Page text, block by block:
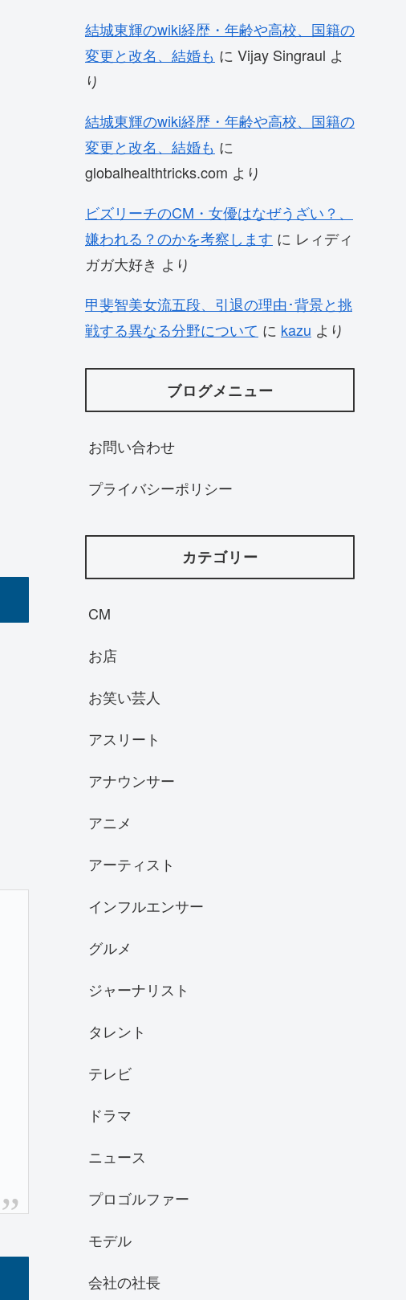
結城東輝のwiki経歴・年齢や高校、国籍の
変更と改名、結婚も に Vijay Singraul よ
り
結城東輝のwiki経歴・年齢や高校、国籍の
変更と改名、結婚も に
globalhealthtricks.com より
ビズリーチのCM・女優はなぜうざい？、
嫌われる？のかを考察します に レィディ
ガガ大好き より
甲斐智美女流五段、引退の理由･背景と挑
戦する異なる分野について に kazu より
ブログメニュー
お問い合わせ
プライバシーポリシー
カテゴリー
CM
お店
お笑い芸人
アスリート
アナウンサー
アニメ
アーティスト
インフルエンサー
グルメ
ジャーナリスト
タレント
テレビ
ドラマ
ニュース
プロゴルファー
モデル
会社の社長